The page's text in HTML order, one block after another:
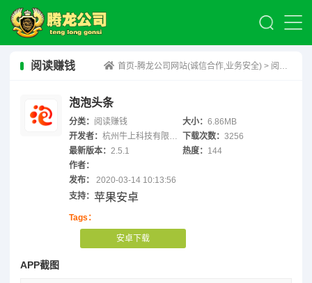
阅读赚钱 首页-腾龙公司网站(诚信合作,业务安全) > 阅读赚钱
泡泡头条
分类： 阅读赚钱 大小：6.86MB
开发者： 杭州牛上科技有限公司 下载次数：3256
最新版本： 2.5.1 热度： 144
作者：
发布：
2020-03-14 10:13:56
支持： 苹果安卓
Tags：
安卓下载
APP截图